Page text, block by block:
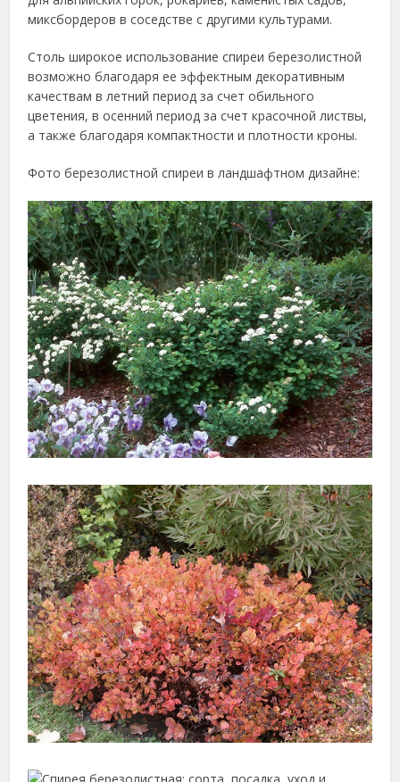
миксбордеров в соседстве с другими культурами.
Столь широкое использование спиреи березолистной
возможно благодаря ее эффектным декоративным
качествам в летний период за счет обильного
цветения, в осенний период за счет красочной листвы,
а также благодаря компактности и плотности кроны.
Фото березолистной спиреи в ландшафтном дизайне: